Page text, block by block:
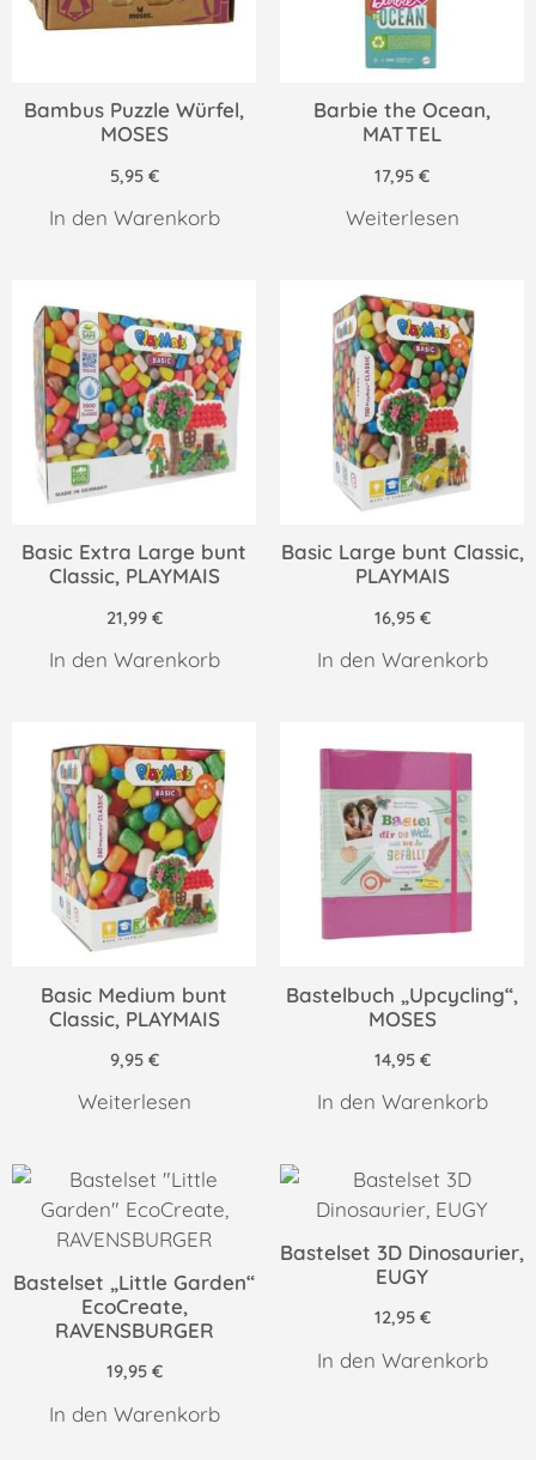
Bambus Puzzle Würfel,
MOSES
5,95 €
In den Warenkorb
Barbie the Ocean,
MATTEL
17,95 €
Weiterlesen
Basic Extra Large bunt
Classic, PLAYMAIS
21,99 €
In den Warenkorb
Basic Large bunt Classic,
PLAYMAIS
16,95 €
In den Warenkorb
Basic Medium bunt
Classic, PLAYMAIS
9,95 €
Weiterlesen
Bastelbuch „Upcycling“,
MOSES
14,95 €
In den Warenkorb
Bastelset „Little Garden“
EcoCreate,
RAVENSBURGER
19,95 €
In den Warenkorb
Bastelset 3D Dinosaurier,
EUGY
12,95 €
In den Warenkorb